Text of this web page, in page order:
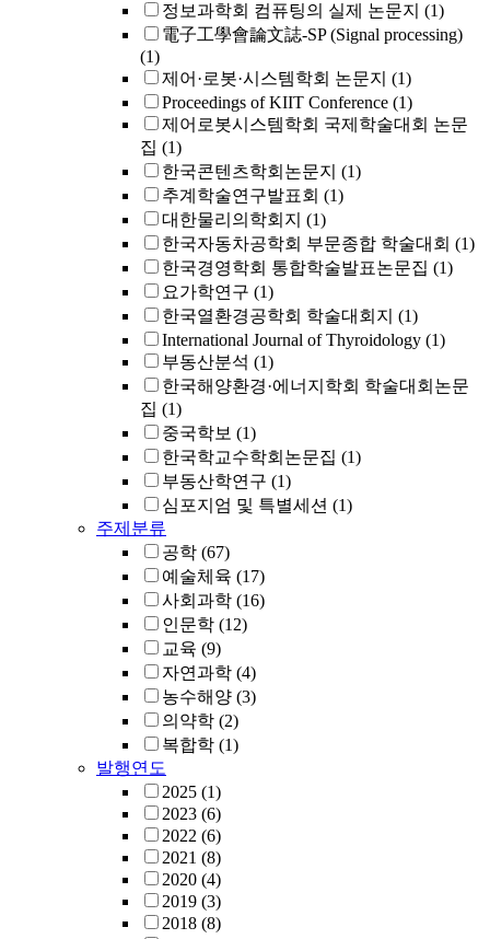
정보과학회 컴퓨팅의 실제 논문지 (1)
電子工學會論文誌-SP (Signal processing)
(1)
제어·로봇·시스템학회 논문지 (1)
Proceedings of KIIT Conference (1)
제어로봇시스템학회 국제학술대회 논문
집 (1)
한국콘텐츠학회논문지 (1)
추계학술연구발표회 (1)
대한물리의학회지 (1)
한국자동차공학회 부문종합 학술대회 (1)
한국경영학회 통합학술발표논문집 (1)
요가학연구 (1)
한국열환경공학회 학술대회지 (1)
International Journal of Thyroidology (1)
부동산분석 (1)
한국해양환경·에너지학회 학술대회논문
집 (1)
중국학보 (1)
한국학교수학회논문집 (1)
부동산학연구 (1)
심포지엄 및 특별세션 (1)
주제분류
공학 (67)
예술체육 (17)
사회과학 (16)
인문학 (12)
교육 (9)
자연과학 (4)
농수해양 (3)
의약학 (2)
복합학 (1)
발행연도
2025 (1)
2023 (6)
2022 (6)
2021 (8)
2020 (4)
2019 (3)
2018 (8)